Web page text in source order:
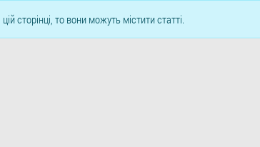
сторінці, то вони можуть містити статті.